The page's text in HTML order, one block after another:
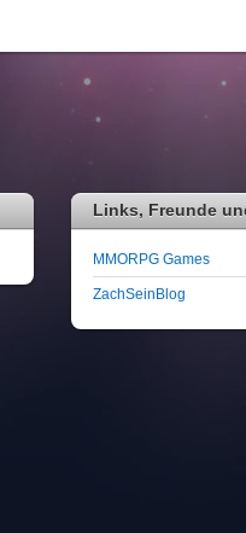
Links, Freunde
MMORPG Games
ZachSeinBlog